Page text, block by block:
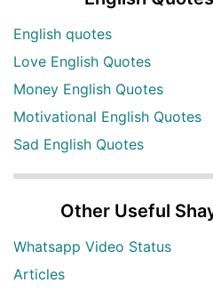
English quotes
Love English Quotes
Money English Quotes
Motivational English Quotes
Sad English Quotes
Other Useful
Whatsapp Video Status
Articles